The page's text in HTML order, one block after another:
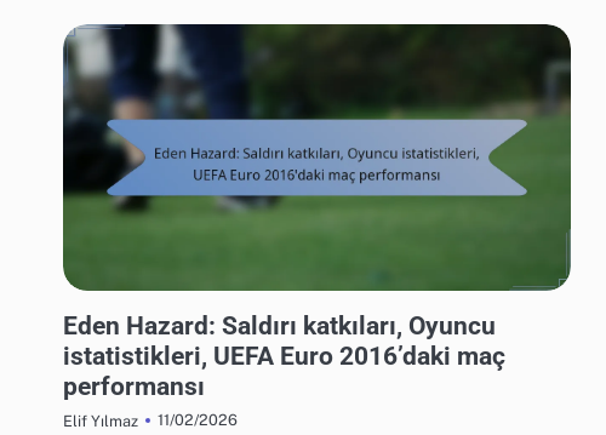
Eden Hazard: Saldırı katkıları, Oyuncu
istatistikleri, UEFA Euro 2016’daki maç
performansı
Elif Yılmaz 11/02/2026